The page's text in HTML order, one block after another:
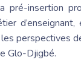
pré-insertion
d’enseignant,
perspectives
Glo-Djigbé.